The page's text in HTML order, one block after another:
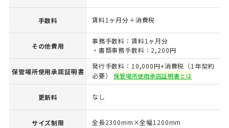
手数料 賃料1ヶ月分＋消費税
その他費用
事務手数料：賃料1ヶ月分
・書類事務手数料：2,200円
保管場所使用承諾証明書
発行手数料：10,000円+消費税（1年契約
必要）保管場所使用承諾証明書とは
更新料 なし
サイズ制限 全長2300mm×全幅1200mm